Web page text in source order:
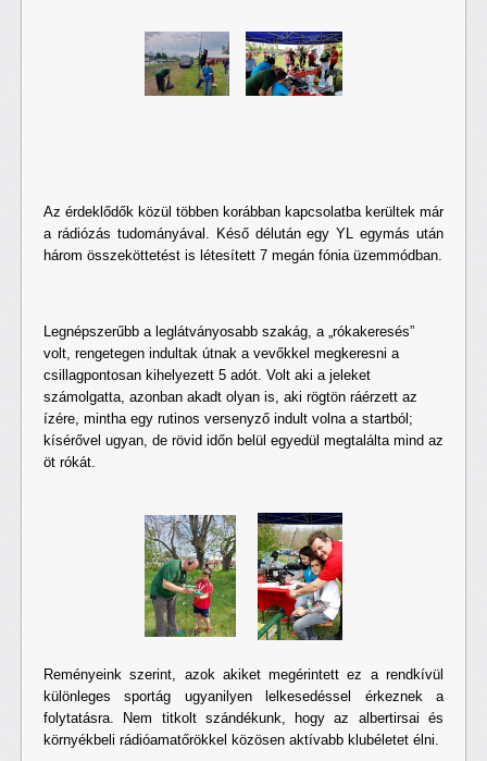
Az érdeklődők közül többen korábban kapcsolatba kerültek már
a rádiózás tudományával. Késő délután egy YL egymás után
három összeköttetést is létesített 7 megán fónia üzemmódban.
Legnépszerűbb a leglátványosabb szakág, a „rókakeresés”
volt, rengetegen indultak útnak a vevőkkel megkeresni a
csillagpontosan kihelyezett 5 adót. Volt aki a jeleket
számolgatta, azonban akadt olyan is, aki rögtön ráérzett az
ízére, mintha egy rutinos versenyző indult volna a startból;
kísérővel ugyan, de rövid időn belül egyedül megtalálta mind az
öt rókát.
Reményeink szerint, azok akiket megérintett ez a rendkívül
különleges sportág ugyanilyen lelkesedéssel érkeznek a
folytatásra. Nem titkolt szándékunk, hogy az albertirsai és
környékbeli rádióamatőrökkel közösen aktívabb klubéletet élni.